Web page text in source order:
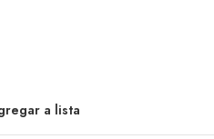
a lista